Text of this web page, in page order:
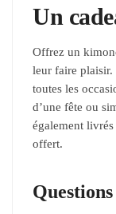
Un
Offrez un
leur faire plaisir.
toutes les
d’une fête ou
également
offert.